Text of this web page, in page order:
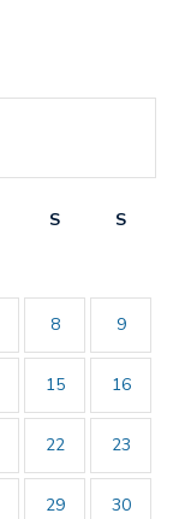
S
S
8 9
15 16
22 23
29 30